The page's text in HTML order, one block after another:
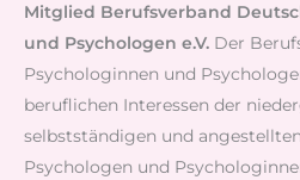
Mitglied Berufsverband
und Psychologen e.V. Der
Psychologinnen und
beruflichen Interessen der
selbstständigen und
Psychologen und